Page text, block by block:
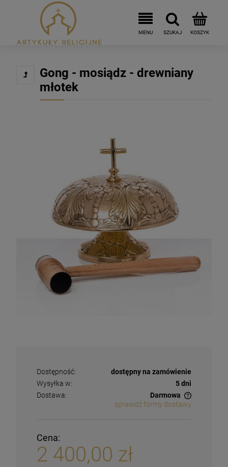
Gong - mosiądz - drewniany
młotek
Dostępność:
dostępny na zamówienie
Wysyłka w:
5 dni
Dostawa:
Darmowa
sprawdź formy dostawy
Cena:
2 400,00 zł